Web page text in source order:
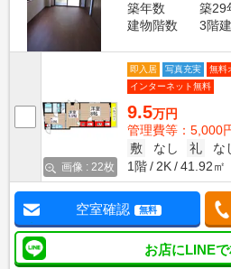
築年数
築29
建物階数
3階建
画像 : 22枚
即入居 写真充実
無料
インターネット無料
9.5万円
管理費等：5,000
敷
なし 礼
な
1階
2K 41.92㎡
空室確認 無料
お店にLINE